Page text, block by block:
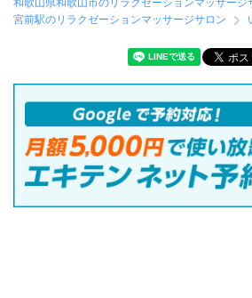
和歌山県和歌山市のリラクゼーションマッサージ
宮前駅のリラクゼーションマッサージサロン